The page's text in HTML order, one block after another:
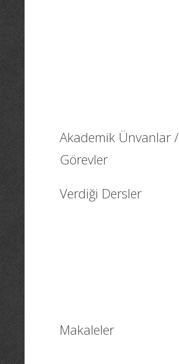
Akademik Ünvanlar /
Görevler
Verdiği Dersler
Makaleler